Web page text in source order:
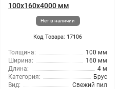
100x160x4000 мм
Нет в наличии
Код Товара: 17106
Толщина:
100 мм
Ширина:
160 мм
Длина:
4 м
Категория:
Брус
Вид:
Свежий пил